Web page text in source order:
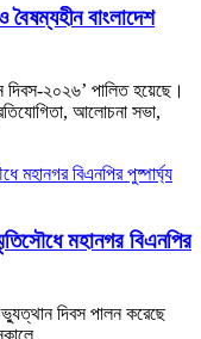
বাংলাদেশ
২০২৬’ পালিত হয়েছে।
আলোচনা সভা,
মহানগর বিএনপির
দিবস পালন করেছে